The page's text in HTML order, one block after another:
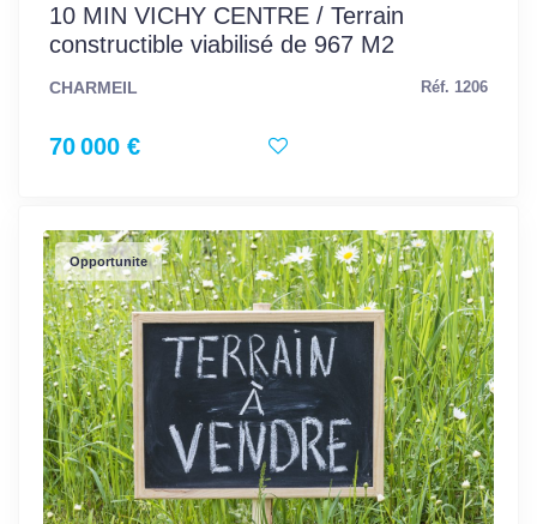
10 MIN VICHY CENTRE / Terrain
constructible viabilisé de 967 M2
CHARMEIL Réf. 1206
70 000 €
Opportunite